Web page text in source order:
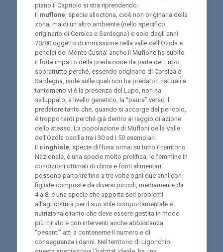
piano il Capriolo si stia riprendendo.
Il muflone , specie alloctona, cioè non originaria della
zona, ma di un altro ambiente (nello specifico
originario di Corsica e Sardegna) e solo dagli anni
70/80 oggetto di immissione nella valle dell’Ozola e
pendici del Monte Cusna; anche il Muflone ha subìto
il forte impatto della predazione da parte del Lupo
soprattutto perché, essendo originario di Corsica e
Sardegna, isole sulle quali non ha predatori naturali e
tantomeno vi è la presenza del Lupo, non ha
sviluppato, a livello genetico, la “paura” verso il
predatore tanto che, quando si accorge del pericolo,
è troppo tardi perché già dentro al raggio di azione
dello stesso. La popolazione di Mufloni della Valle
dell’Ozola oscilla tra i 30 ed i 50 esemplari.
Il cinghiale; specie diffusa ormai su tutto il territorio
Nazionale, è una specie molto prolifica, le femmine in
condizioni ottimali di clima e fonti alimentari
possono partorire fino a tre volte ogni due anni con
figliate composte da diversi piccoli, mediamente da
4 a 8; è una specie che apporta seri problemi
all’agricoltura per il suo stile comportamentale e
nutrizionale tanto che deve essere gestita in modo
più mirato e con interventi anche abbastanza
“pesanti” atti a contenerne il numero e di
conseguenza i danni. Nel territorio di Ligonchio